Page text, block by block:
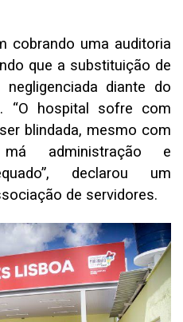
cobrando uma auditoria
que a substituição de
diante do
“O hospital sofre com
blindada, mesmo com
administração e
declarou um
de servidores.